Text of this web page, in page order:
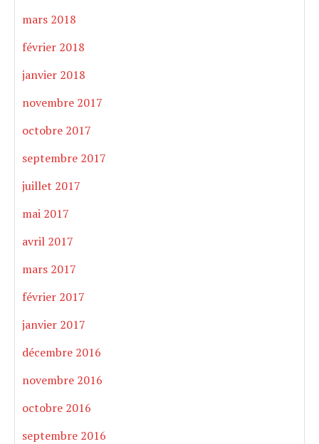
mars 2018
février 2018
janvier 2018
novembre 2017
octobre 2017
septembre 2017
juillet 2017
mai 2017
avril 2017
mars 2017
février 2017
janvier 2017
décembre 2016
novembre 2016
octobre 2016
septembre 2016